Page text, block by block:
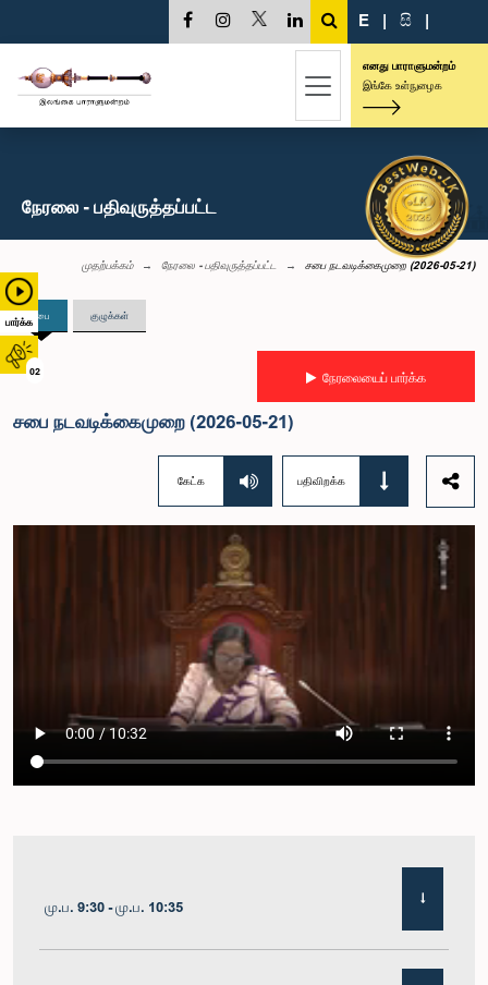
பார்க்க
02
E | සි |
எனது பாராளுமன்றம்
இங்கே உள்நுழைக
நேரலை - பதிவுருத்தப்பட்ட
முதற்பக்கம் நேரலை - பதிவுருத்தப்பட்ட சபை நடவடிக்கைமுறை (2026-05-21)
சபை குழுக்கள்
நேரலையைப் பார்க்க
சபை நடவடிக்கைமுறை (2026-05-21)
கேட்க பதிவிறக்க
மு.ப. 9:30 - மு.ப. 10:35